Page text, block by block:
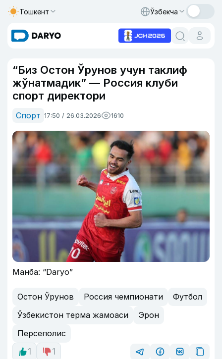
Тошкент Ўзбекча
“Биз Остон Ўрунов учун таклиф
жўнатмадик” — Россия клуби
спорт директори
Спорт 17:50 / 26.03.2026 1610
Манба: “Daryo”
Остон Ўрунов Россия чемпионати
Футбол
Ўзбекистон терма жамоаси
Эрон
Персеполис
1
1